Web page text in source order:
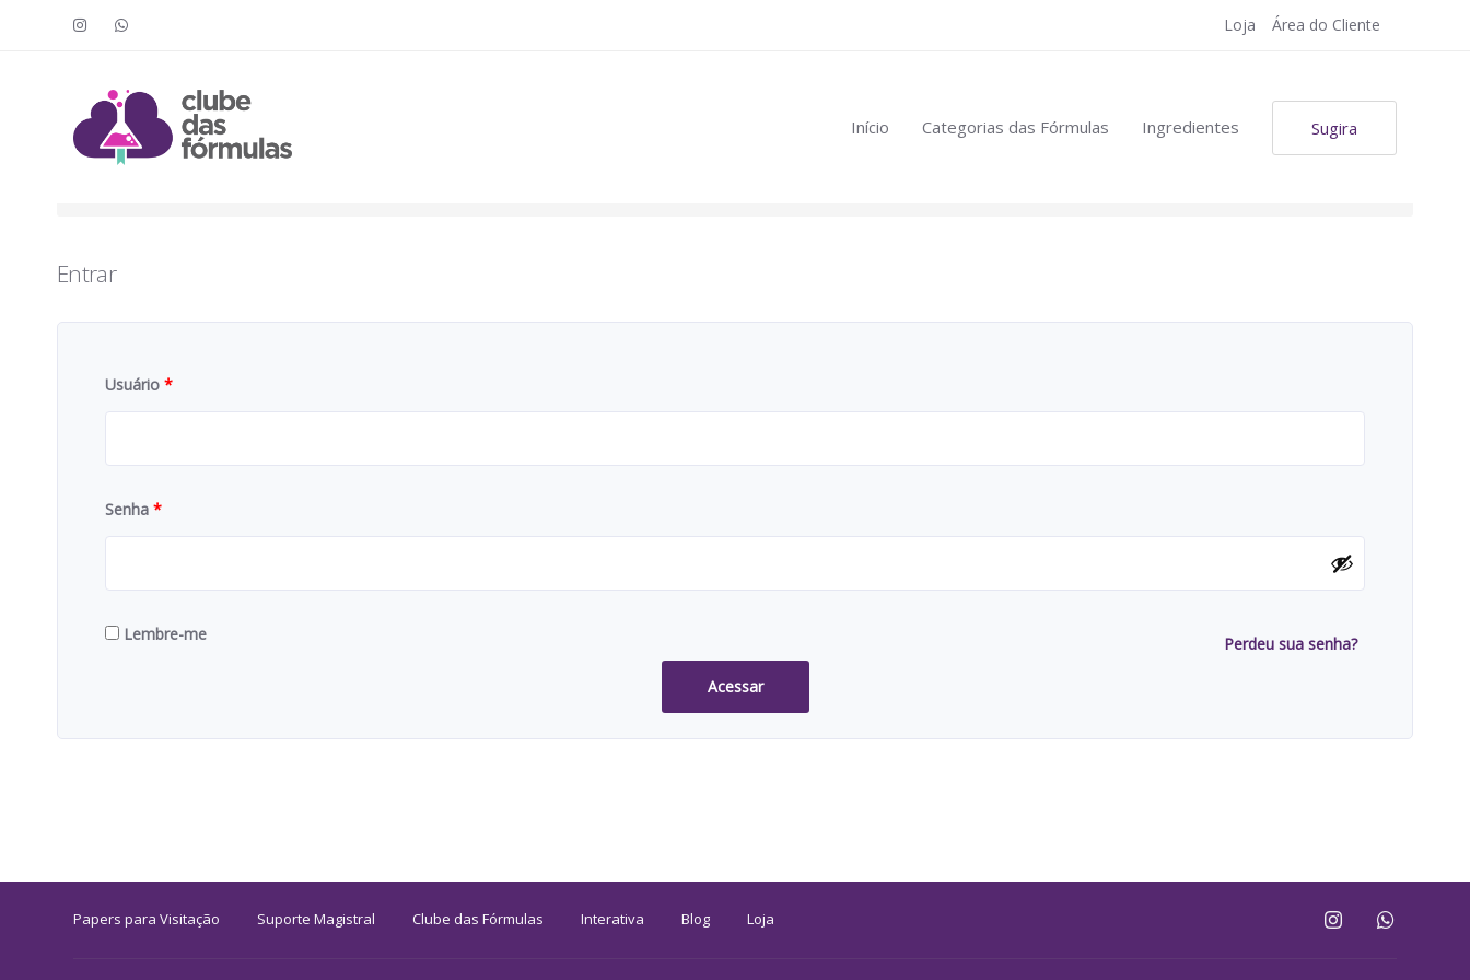
Loja Área do Cliente
Início Categorias das Fórmulas Ingredientes Sugira
Entrar
Usuário *
Senha *
Lembre-me
Acessar
Perdeu sua senha?
Papers para Visitação Suporte Magistral Clube das Fórmulas Interativa Blog Loja